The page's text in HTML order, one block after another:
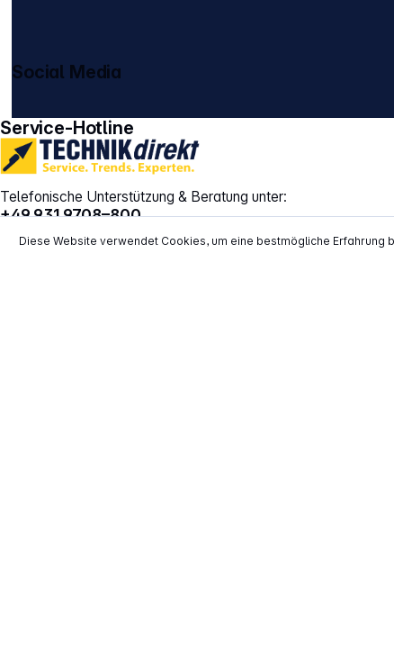
Service-Hotline
Telefonische Unterstützung & Beratung unter:
+49 931 9708–800
Freitag: 10:00 – 14:00 Uhr
Social Media
Diese Website verwendet Cookies, um eine bestmögliche Erfahrung